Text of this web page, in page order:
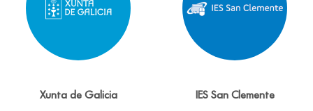
Xunta de Galicia
IES San Clemente